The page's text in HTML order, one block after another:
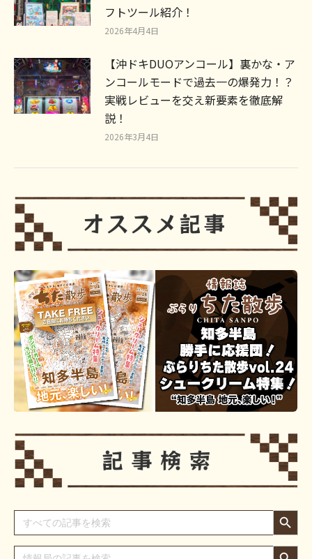
フトツール紹介！
2026年4月4日
【沖ドキDUOアンコール】裏かな・ア
ンコールモードで過去一の爆発力！？
実戦レビューを交え新要素を徹底解
説！
2026年3月4日
Search
for:
Search Button
Search Search Button